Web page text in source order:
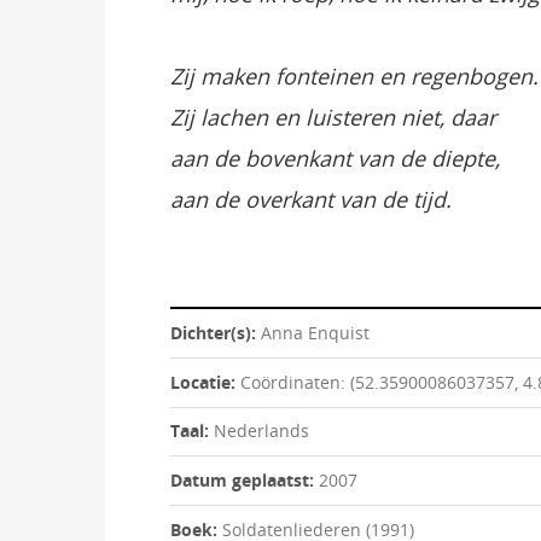
Zij maken fonteinen en regenbogen.
Zij lachen en luisteren niet, daar
aan de bovenkant van de diepte,
aan de overkant van de tijd.
Dichter(s): Anna Enquist
Locatie: Coördinaten: (52.35900086037357,
Taal: Nederlands
Datum geplaatst: 2007
Boek: Soldatenliederen (1991)